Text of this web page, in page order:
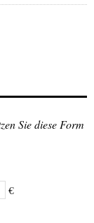
Sie diese Form
€